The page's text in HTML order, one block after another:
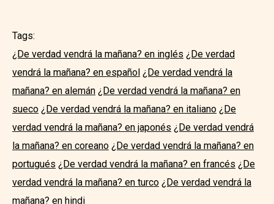
Tags:
¿De verdad vendrá la mañana? en inglés ¿De verdad
vendrá la mañana? en español ¿De verdad vendrá la
mañana? en alemán ¿De verdad vendrá la mañana? en
sueco ¿De verdad vendrá la mañana? en italiano ¿De
verdad vendrá la mañana? en japonés ¿De verdad vendrá
la mañana? en coreano ¿De verdad vendrá la mañana? en
portugués ¿De verdad vendrá la mañana? en francés ¿De
verdad vendrá la mañana? en turco ¿De verdad vendrá la
mañana? en hindi